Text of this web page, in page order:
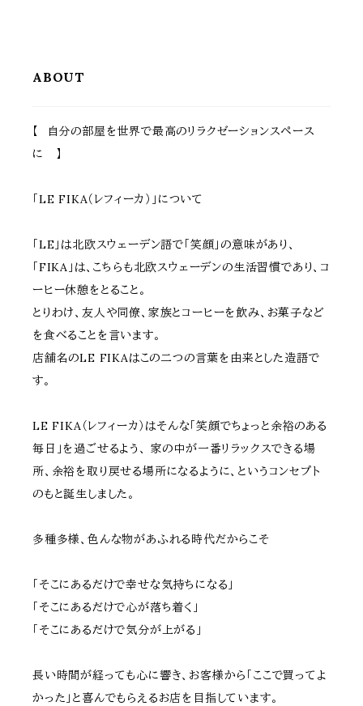
ABOUT
【 自分の部屋を世界で最高のリラクゼーションスペース
に 】
「LE FIKA（レフィーカ）」について
「LE」は北欧スウェーデン語で「笑顔」の意味があり、
「FIKA」は、こちらも北欧スウェーデンの生活習慣であり、コ
ーヒー休憩をとること。
とりわけ、友人や同僚、家族とコーヒーを飲み、お菓子など
を食べることを言います。
店舗名のLE FIKAはこの二つの言葉を由来とした造語で
す。
LE FIKA（レフィーカ）はそんな「笑顔でちょっと余裕のある
毎日」を過ごせるよう、 家の中が一番リラックスできる場
所、余裕を取り戻せる場所になるように、というコンセプト
のもと誕生しました。
多種多様、色んな物があふれる時代だからこそ
「そこにあるだけで幸せな気持ちになる」
「そこにあるだけで心が落ち着く」
「そこにあるだけで気分が上がる」
長い時間が経っても心に響き、お客様から「ここで買ってよ
かった」と喜んでもらえるお店を目指しています。